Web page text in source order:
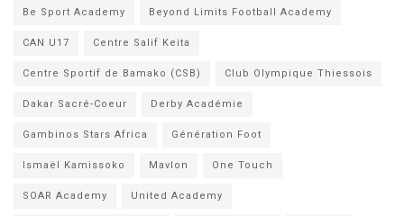
Be Sport Academy Beyond Limits Football Academy
CAN U17 Centre Salif Keita
Centre Sportif de Bamako (CSB) Club Olympique Thiessois
Dakar Sacré-Coeur Derby Académie
Gambinos Stars Africa Génération Foot
Ismaël Kamissoko Mavlon One Touch
SOAR Academy United Academy